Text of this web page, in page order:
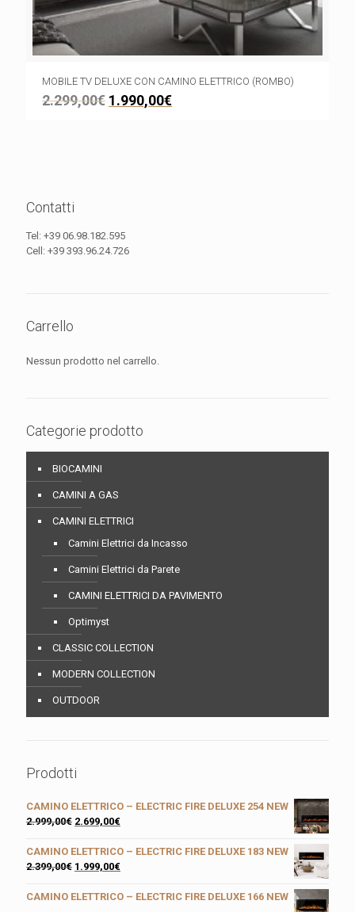
MOBILE TV DELUXE CON CAMINO ELETTRICO (ROMBO)
2.299,00€ 1.990,00€
Contatti
Tel: +39 06.98.182.595
Cell: +39 393.96.24.726
Carrello
Nessun prodotto nel carrello.
Categorie prodotto
BIOCAMINI
CAMINI A GAS
CAMINI ELETTRICI
Camini Elettrici da Incasso
Camini Elettrici da Parete
CAMINI ELETTRICI DA PAVIMENTO
Optimyst
CLASSIC COLLECTION
MODERN COLLECTION
OUTDOOR
Prodotti
CAMINO ELETTRICO – ELECTRIC FIRE DELUXE 254 NEW
2.999,00€ 2.699,00€
CAMINO ELETTRICO – ELECTRIC FIRE DELUXE 183 NEW
2.399,00€ 1.999,00€
CAMINO ELETTRICO – ELECTRIC FIRE DELUXE 166 NEW